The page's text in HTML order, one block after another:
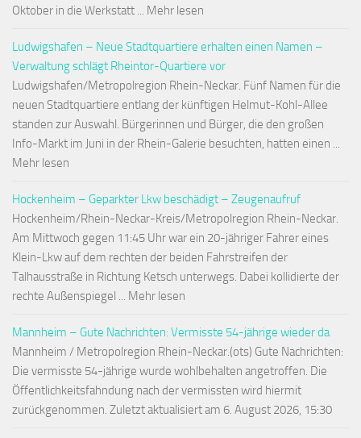
Oktober in die Werkstatt ... Mehr lesen
Ludwigshafen – Neue Stadtquartiere erhalten einen Namen –
Verwaltung schlägt Rheintor-Quartiere vor
Ludwigshafen/Metropolregion Rhein-Neckar. Fünf Namen für die
neuen Stadtquartiere entlang der künftigen Helmut-Kohl-Allee
standen zur Auswahl. Bürgerinnen und Bürger, die den großen
Info-Markt im Juni in der Rhein-Galerie besuchten, hatten einen ...
Mehr lesen
Hockenheim – Geparkter Lkw beschädigt – Zeugenaufruf
Hockenheim/Rhein-Neckar-Kreis/Metropolregion Rhein-Neckar.
Am Mittwoch gegen 11:45 Uhr war ein 20-jähriger Fahrer eines
Klein-Lkw auf dem rechten der beiden Fahrstreifen der
Talhausstraße in Richtung Ketsch unterwegs. Dabei kollidierte der
rechte Außenspiegel ... Mehr lesen
Mannheim – Gute Nachrichten: Vermisste 54-jährige wieder da
Mannheim / Metropolregion Rhein-Neckar.(ots) Gute Nachrichten:
Die vermisste 54-jährige wurde wohlbehalten angetroffen. Die
Öffentlichkeitsfahndung nach der vermissten wird hiermit
zurückgenommen. Zuletzt aktualisiert am 6. August 2026, 15:30